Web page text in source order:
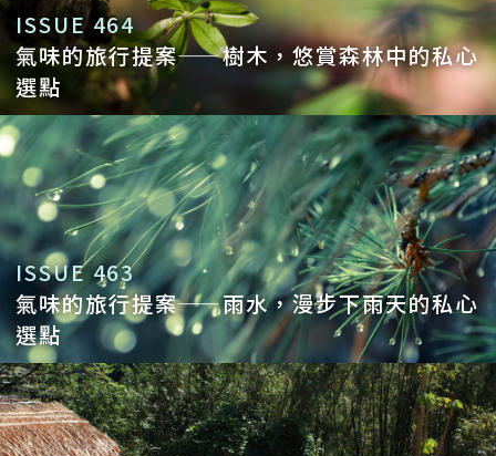
ISSUE 464
氣味的旅行提案——樹木，悠賞森林中的私心
選點
ISSUE 463
氣味的旅行提案——雨水，漫步下雨天的私心
選點